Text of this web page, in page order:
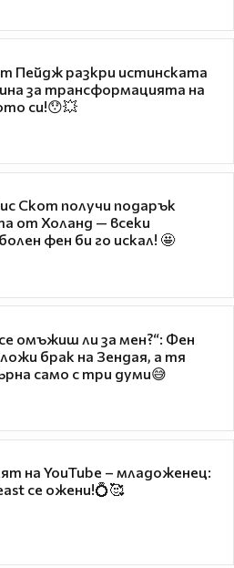
Пейдж разкри истинската
за трансформацията на
си!😯💥
Скот получи подарък
от Холанд — всеки
фен би го искал! 🤩
омъжиш ли за мен?“: Фен
брак на Зендая, а тя
само с три думи😅
на YouTube – младоженец:
се ожени!💍🥰